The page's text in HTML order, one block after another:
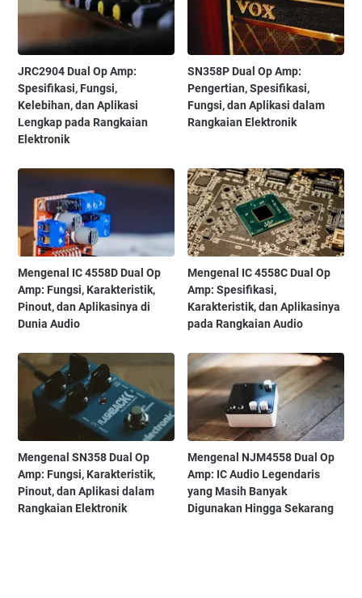
JRC2904 Dual Op Amp:
Spesifikasi, Fungsi,
Kelebihan, dan Aplikasi
Lengkap pada Rangkaian
Elektronik
SN358P Dual Op Amp:
Pengertian, Spesifikasi,
Fungsi, dan Aplikasi dalam
Rangkaian Elektronik
Mengenal IC 4558D Dual Op
Amp: Fungsi, Karakteristik,
Pinout, dan Aplikasinya di
Dunia Audio
Mengenal IC 4558C Dual Op
Amp: Spesifikasi,
Karakteristik, dan Aplikasinya
pada Rangkaian Audio
Mengenal SN358 Dual Op
Amp: Fungsi, Karakteristik,
Pinout, dan Aplikasi dalam
Rangkaian Elektronik
Mengenal NJM4558 Dual Op
Amp: IC Audio Legendaris
yang Masih Banyak
Digunakan Hingga Sekarang